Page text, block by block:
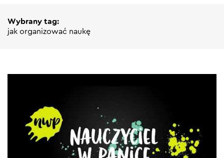
Wybrany tag:
jak organizować naukę